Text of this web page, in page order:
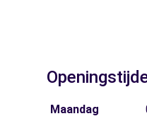
Maandag